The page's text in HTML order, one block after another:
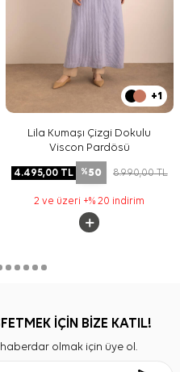
+1
Lila Kumaşı Çizgi Dokulu
Viscon Pardösü
4.495,00TL %50 8.990,00TL
2 ve üzeri +% 20 indirim
İÇİN BİZE KATIL!
olmak için üye ol.